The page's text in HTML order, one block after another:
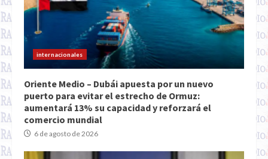
internacionales
Oriente Medio – Dubái apuesta por un nuevo
puerto para evitar el estrecho de Ormuz:
aumentará 13% su capacidad y reforzará el
comercio mundial
6 de agosto de 2026